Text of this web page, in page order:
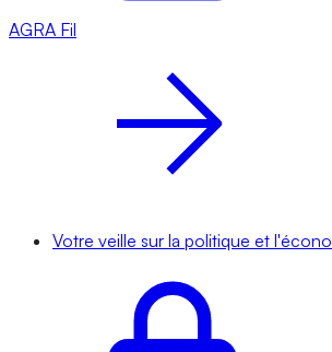
AGRA Fil
Votre veille sur la politique et